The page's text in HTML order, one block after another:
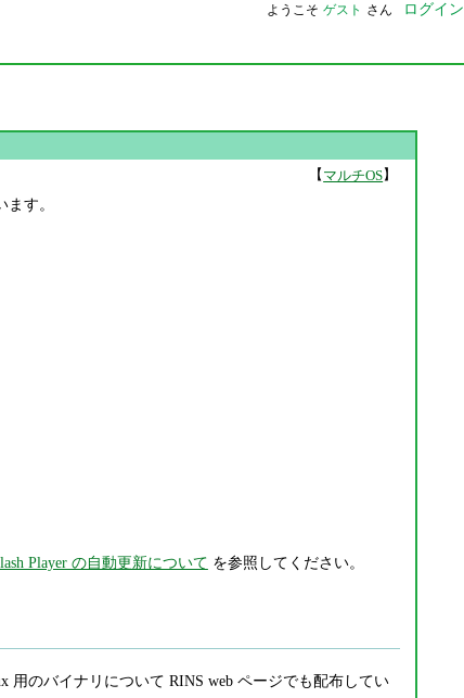
ようこそ ゲスト さん ログイン
【マルチOS】
す。
Player の自動更新について を参照してください。
用のバイナリについて RINS web ページでも配布してい